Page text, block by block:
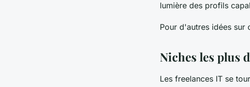
lumière des profils
Pour d'autres idées sur
Niches les plus
Les freelances IT se